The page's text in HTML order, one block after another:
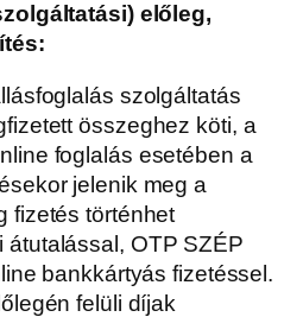
előleg,
szolgáltatás
összeghez köti, a
foglalás esetében a
jelenik meg a
fizetés történhet
átutalással, OTP SZÉP
bankkártyás fizetéssel.
felüli díjak